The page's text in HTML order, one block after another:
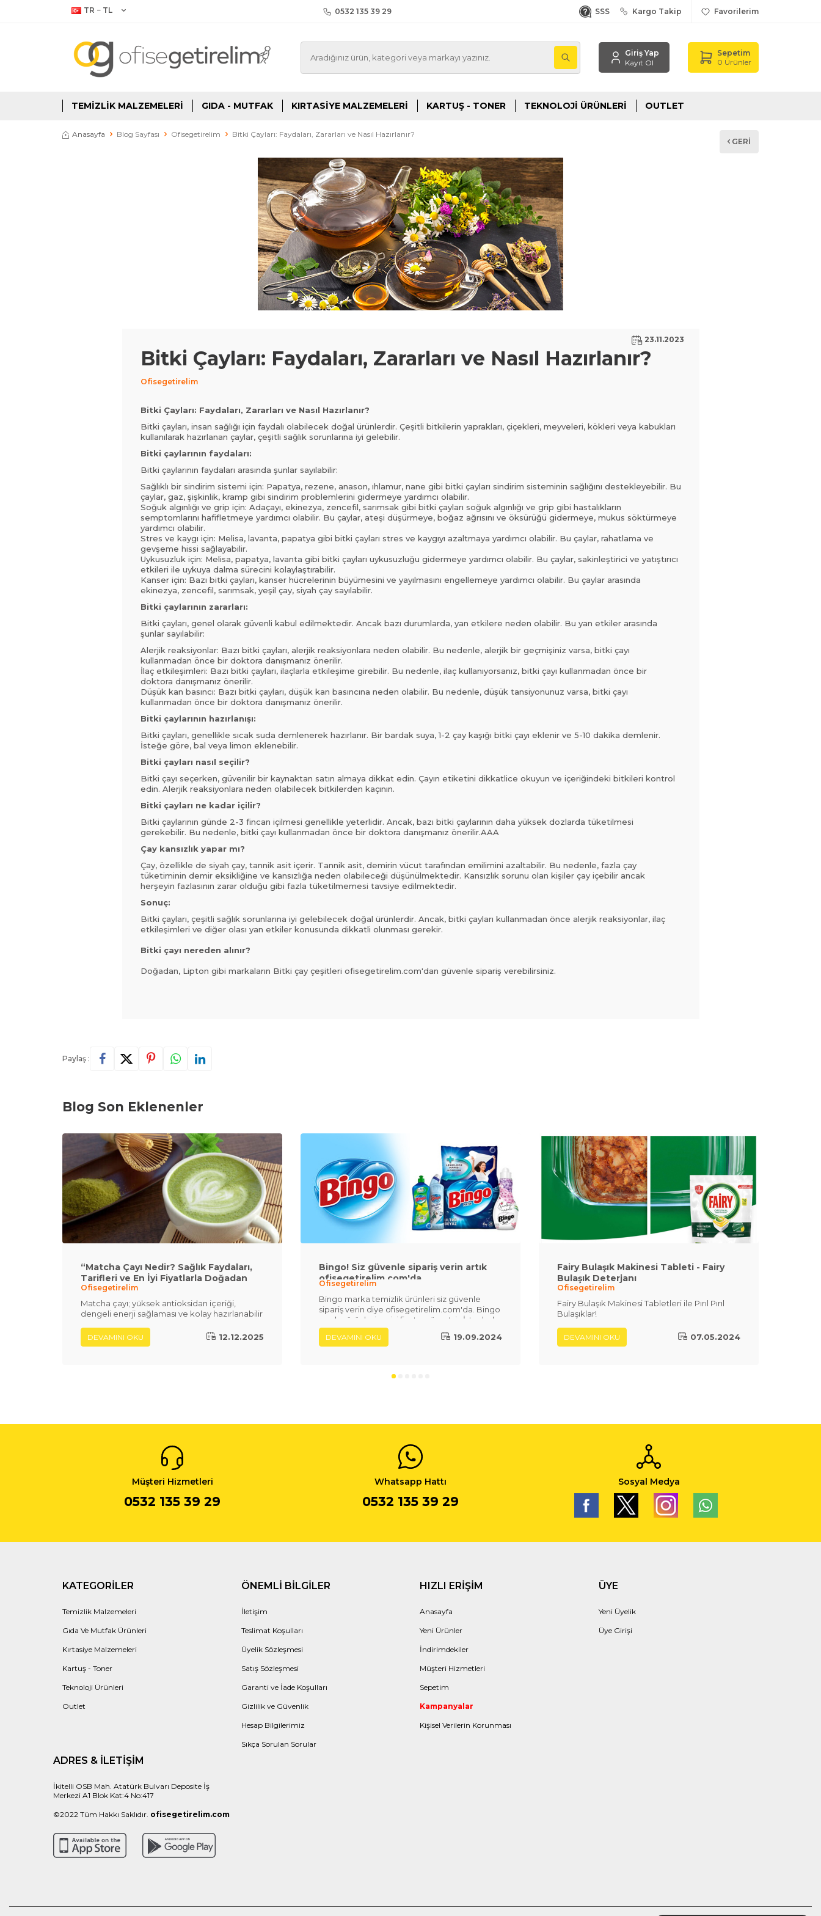
TR − TL 0532 135 39 29 SSS Kargo Takip Favorilerim
Giriş Yap
Kayıt Ol
Sepetim
0 Ürünler
TEMIZLIK MALZEMELERI GIDA - MUTFAK KIRTASIYE MALZEMELERI KARTUŞ - TONER TEKNOLOJI ÜRÜNLERI OUTLET
Anasayfa Blog Sayfası Ofisegetirelim
Bitki Çayları: Faydaları, Zararları ve Nasıl Hazırlanır?
GERI
23.11.2023
Bitki Çayları: Faydaları, Zararları ve Nasıl Hazırlanır?
Ofisegetirelim
Bitki Çayları: Faydaları, Zararları ve Nasıl Hazırlanır?
Bitki çayları, insan sağlığı için faydalı olabilecek doğal ürünlerdir. Çeşitli bitkilerin yaprakları, çiçekleri, meyveleri, kökleri veya kabukları
kullanılarak hazırlanan çaylar, çeşitli sağlık sorunlarına iyi gelebilir.
Bitki çaylarının faydaları:
Bitki çaylarının faydaları arasında şunlar sayılabilir:
Sağlıklı bir sindirim sistemi için: Papatya, rezene, anason, ıhlamur, nane gibi bitki çayları sindirim sisteminin sağlığını destekleyebilir. Bu
çaylar, gaz, şişkinlik, kramp gibi sindirim problemlerini gidermeye yardımcı olabilir.
Soğuk algınlığı ve grip için: Adaçayı, ekinezya, zencefil, sarımsak gibi bitki çayları soğuk algınlığı ve grip gibi hastalıkların
semptomlarını hafifletmeye yardımcı olabilir. Bu çaylar, ateşi düşürmeye, boğaz ağrısını ve öksürüğü gidermeye, mukus söktürmeye
yardımcı olabilir.
Stres ve kaygı için: Melisa, lavanta, papatya gibi bitki çayları stres ve kaygıyı azaltmaya yardımcı olabilir. Bu çaylar, rahatlama ve
gevşeme hissi sağlayabilir.
Uykusuzluk için: Melisa, papatya, lavanta gibi bitki çayları uykusuzluğu gidermeye yardımcı olabilir. Bu çaylar, sakinleştirici ve yatıştırıcı
etkileri ile uykuya dalma sürecini kolaylaştırabilir.
Kanser için: Bazı bitki çayları, kanser hücrelerinin büyümesini ve yayılmasını engellemeye yardımcı olabilir. Bu çaylar arasında
ekinezya, zencefil, sarımsak, yeşil çay, siyah çay sayılabilir.
Bitki çaylarının zararları:
Bitki çayları, genel olarak güvenli kabul edilmektedir. Ancak bazı durumlarda, yan etkilere neden olabilir. Bu yan etkiler arasında
şunlar sayılabilir:
Alerjik reaksiyonlar: Bazı bitki çayları, alerjik reaksiyonlara neden olabilir. Bu nedenle, alerjik bir geçmişiniz varsa, bitki çayı
kullanmadan önce bir doktora danışmanız önerilir.
İlaç etkileşimleri: Bazı bitki çayları, ilaçlarla etkileşime girebilir. Bu nedenle, ilaç kullanıyorsanız, bitki çayı kullanmadan önce bir
doktora danışmanız önerilir.
Düşük kan basıncı: Bazı bitki çayları, düşük kan basıncına neden olabilir. Bu nedenle, düşük tansiyonunuz varsa, bitki çayı
kullanmadan önce bir doktora danışmanız önerilir.
Bitki çaylarının hazırlanışı:
Bitki çayları, genellikle sıcak suda demlenerek hazırlanır. Bir bardak suya, 1-2 çay kaşığı bitki çayı eklenir ve 5-10 dakika demlenir.
İsteğe göre, bal veya limon eklenebilir.
Bitki çayları nasıl seçilir?
Bitki çayı seçerken, güvenilir bir kaynaktan satın almaya dikkat edin. Çayın etiketini dikkatlice okuyun ve içeriğindeki bitkileri kontrol
edin. Alerjik reaksiyonlara neden olabilecek bitkilerden kaçının.
Bitki çayları ne kadar içilir?
Bitki çaylarının günde 2-3 fincan içilmesi genellikle yeterlidir. Ancak, bazı bitki çaylarının daha yüksek dozlarda tüketilmesi
gerekebilir. Bu nedenle, bitki çayı kullanmadan önce bir doktora danışmanız önerilir.AAA
Çay kansızlık yapar mı?
Çay, özellikle de siyah çay, tannik asit içerir. Tannik asit, demirin vücut tarafından emilimini azaltabilir. Bu nedenle, fazla çay
tüketiminin demir eksikliğine ve kansızlığa neden olabileceği düşünülmektedir. Kansızlık sorunu olan kişiler çay içebilir ancak
herşeyin fazlasının zarar olduğu gibi fazla tüketilmemesi tavsiye edilmektedir.
Sonuç:
Bitki çayları, çeşitli sağlık sorunlarına iyi gelebilecek doğal ürünlerdir. Ancak, bitki çayları kullanmadan önce alerjik reaksiyonlar, ilaç
etkileşimleri ve diğer olası yan etkiler konusunda dikkatli olunması gerekir.
Bitki çayı nereden alınır?
Doğadan, Lipton gibi markaların Bitki çay çeşitleri ofisegetirelim.com'dan güvenle sipariş verebilirsiniz.
Paylaş :
Blog Son Eklenenler
“Matcha Çayı Nedir? Sağlık Faydaları,
Tarifleri ve En İyi Fiyatlarla Doğadan
Matcha”
Ofisegetirelim
Matcha çayı; yüksek antioksidan içeriği,
dengeli enerji sağlaması ve kolay hazırlanabilir
trendlerinden biridir. Bu yazıda matcha çayının
ne olduğunu, faydalarını, nasıl hazırlandığını
DEVAMINI OKU 12.12.2025
Bingo! Siz güvenle sipariş verin artık
ofisegetirelim.com'da
Ofisegetirelim
Bingo marka temizlik ürünleri siz güvenle
sipariş verin diye ofisegetirelim.com'da. Bingo
marka ürünleri en iyi fiyat ve ücretsiz İstanbul
içi teslimat seçeneklerimiz ile hemen sipariş
verebilirsiniz.
DEVAMINI OKU 19.09.2024
Fairy Bulaşık Makinesi Tableti - Fairy
Bulaşık Deterjanı
Ofisegetirelim
Fairy Bulaşık Makinesi Tabletleri ile Pırıl Pırıl
Bulaşıklar!
DEVAMINI OKU 07.05.2024
Müşteri Hizmetleri
0532 135 39 29
Whatsapp Hattı
0532 135 39 29
Sosyal Medya
KATEGORILER
Temizlik Malzemeleri
Gıda Ve Mutfak Ürünleri
Kırtasiye Malzemeleri
Kartuş - Toner
Teknoloji Ürünleri
Outlet
ÖNEMLI BILGILER
İletişim
Teslimat Koşulları
Üyelik Sözleşmesi
Satış Sözleşmesi
Garanti ve İade Koşulları
Gizlilik ve Güvenlik
Hesap Bilgilerimiz
Sıkça Sorulan Sorular
HIZLI ERIŞIM
Anasayfa
Yeni Ürünler
İndirimdekiler
Müşteri Hizmetleri
Sepetim
Kampanyalar
Kişisel Verilerin Korunması
ÜYE
Yeni Üyelik
Üye Girişi
ADRES & İLETIŞIM
İkitelli OSB Mah. Atatürk Bulvarı Deposite İş
Merkezi A1 Blok Kat:4 No:417
©2022 Tüm Hakkı Saklıdır. ofisegetirelim.com